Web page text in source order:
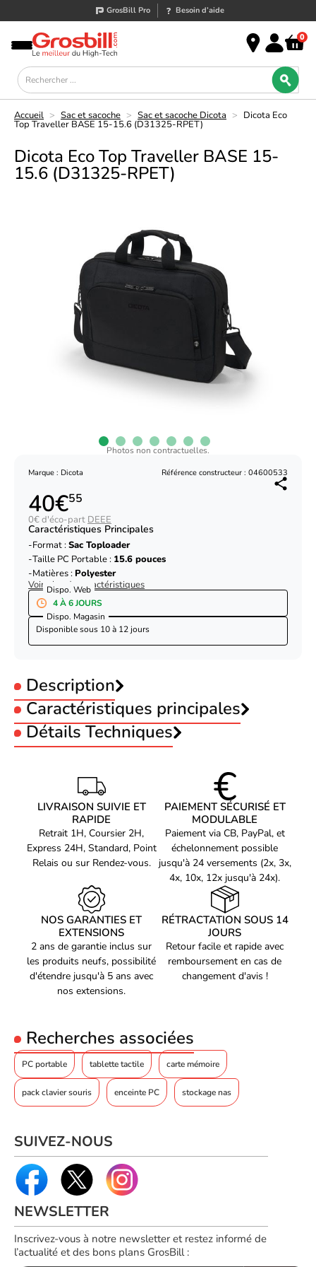
GrosBill Pro Besoin d’aide
0
Accueil > Sac et sacoche > Sac et sacoche Dicota > Dicota Eco
Top Traveller BASE 15-15.6 (D31325-RPET)
Dicota Eco Top Traveller BASE 15-
15.6 (D31325-RPET)
Photos non contractuelles.
Marque : Dicota Référence constructeur : 04600533
40€55
0€ d'éco-part DEEE
Caractéristiques Principales
Format :Sac Toploader
Taille PC Portable : 15.6 pouces
Matières : Polyester
Voir plus de caractéristiques
Dispo. Web
4 À 6 JOURS
Dispo. Magasin
Disponible sous 10 à 12 jours
Description
Dicota Eco Top Traveller BASE 15-15.6
(D31325-RPET)
Dicota Eco Top Traveller BASE. Type d'étui: Sac Toploader, Taille
maximale de l’écran: 39,6 cm (15.6"), Portable à là main, Sangle
épaule. Poids: 800 g. Coloration de surface: Monochromatique
Caractéristiques principales
Format :Sac Toploader
Taille PC Portable :15.6 pouces
Détails Techniques
Taille maximale de l’écran
Compatibilité de marque
Toutes marques
Coloration de surface
Monochromatique
Sac Toploader
Portable à là main
Poches extérieures
Poche arrière, Poche frontale
Poche avant
Oui
Sangle d'épaule amovible
Oui
Poche(s) arrière(s)
produit
Fabriqué à partir de
matériaux recyclés
Oui
Product made with recycled
Oui
Produit fabriqué avec des
matériaux recyclés
Matériau recyclé Polyéthylène téréphthalate (PET)
Hauteur
305 mm
LIVRAISON SUIVIE ET
RAPIDE
Retrait 1H, Coursier 2H,
Express 24H, Standard, Point
Relais ou sur Rendez-vous.
PAIEMENT SÉCURISÉ ET
MODULABLE
Paiement via CB, PayPal, et
échelonnement possible
jusqu'à 24 versements (2x, 3x,
4x, 10x, 12x jusqu'à 24x).
NOS GARANTIES ET
EXTENSIONS
2 ans de garantie inclus sur
les produits neufs, possibilité
d'étendre jusqu'à 5 ans avec
nos extensions.
RÉTRACTATION SOUS 14
JOURS
Retour facile et rapide avec
remboursement en cas de
changement d'avis !
Recherches associées
PC portable tablette tactile carte mémoire
pack clavier souris enceinte PC stockage nas
SUIVEZ-NOUS
NEWSLETTER
Inscrivez-vous à notre newsletter et restez informé de
l’actualité et des bons plans GrosBill :